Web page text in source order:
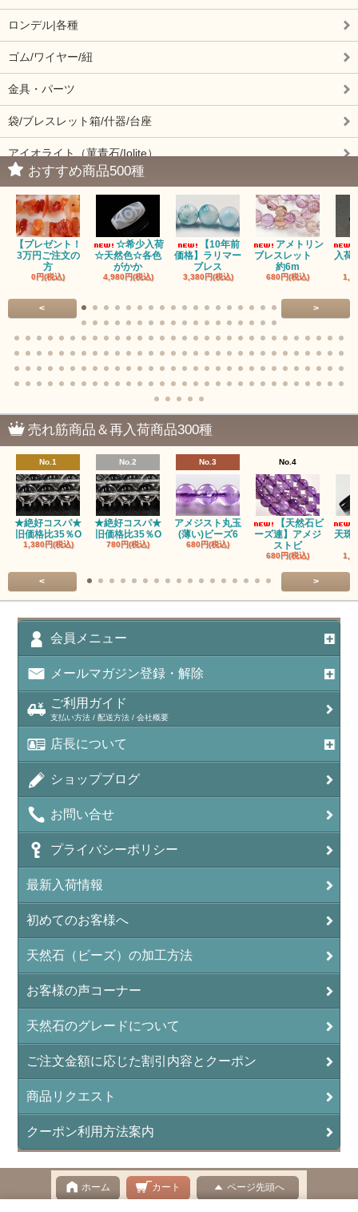
ロンデル|各種
ゴム/ワイヤー/紐
金具・パーツ
袋/ブレスレット箱/什器/台座
アイオライト（菫青石/Iolite）
アイドクレーズ（Idocrase）（別名ベスビアナイト）
アクアマリン（藍玉/藍柱石/Aquamarine）
アクチノライトインクォーツ（Actinolite/緑閃石）
赤瑪瑙（レッドアゲート/カーネリアン）
アゲート（瑪瑙/Agate）各種
アズロマラカイト（Azuromalachite）
アパタイト
アベンチュリン(クォーツァイト/Aventurine)
アマゾナイト（天河石/Amazonite）
アポフィライト（Apophylite）/魚眼石
アメジスト（紫水晶/Amethyst）
アメシスティンクォーツ（Amethest in quartz）
ラベンダーアメジスト
アメトリン（紫黄水晶/Ametrine）
アラゴナイト（霰石/Aragonite）
アンデシン（チベット産日長石）
アンフィボールインクォーツ(Amphibole)
アンフィボールロック/角閃岩（Amphibole ）
イーグルアイ（EagleEye）
インカローズ（ロードクロサイト/Rhodochrosite）
インディアンアゲート(Indian Agate)
エメラルド(emerald/翠玉)
エレスチャル(elestial/骸骨水晶)
オーロラクォーツ(レインボー水晶)
オニキス(ブラック)(Black Onyx)
オブシディアン（黒曜石/Obsidian）
オフィカルサイト（蛇灰岩/Ophicalcite）
おすすめ商品500種
【プレゼント！
3万円ご注文の
方
0円(税込)
☆希少入荷
☆天然色☆各色
がかか
4,980円(税込)
【10年前
価格】ラリマー
ブレス
3,380円(税込)
アメトリン
ブレスレット
約6m
680円(税込)
入荷
< >
売れ筋商品＆再入荷商品300種
No.1
★絶好コスパ★
旧価格比35％O
1,380円(税込)
No.2
★絶好コスパ★
旧価格比35％O
780円(税込)
No.3
アメジスト丸玉
(薄い)ビーズ6
680円(税込)
No.4
【天然石ビ
ーズ連】アメジ
ストビ
680円(税込)
天珠
< >
会員メニュー
メールマガジン登録・解除
ご利用ガイド
支払い方法 / 配送方法 / 会社概要
店長について
ショップブログ
お問い合せ
プライバシーポリシー
最新入荷情報
初めてのお客様へ
天然石（ビーズ）の加工方法
お客様の声コーナー
天然石のグレードについて
ご注文金額に応じた割引内容とクーポン
商品リクエスト
クーポン利用方法案内
ホーム カート ページ先頭へ